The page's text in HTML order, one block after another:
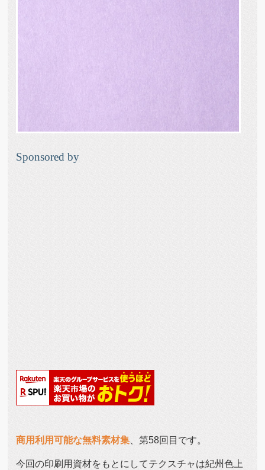
Sponsored by
商用利用可能な無料素材集、第58回目です。
今回の印刷用資材をもとにしてテクスチャは紀州色上